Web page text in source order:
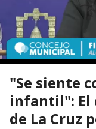
"Se siente
infantil": El
de La Cruz